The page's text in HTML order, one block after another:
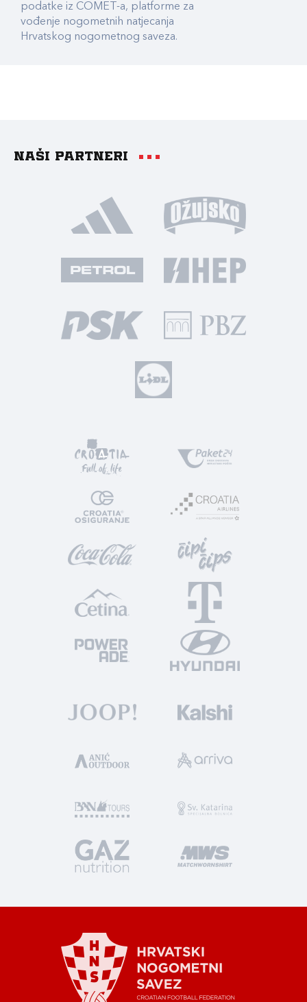
podatke iz COMET-a, platforme za
vođenje nogometnih natjecanja
Hrvatskog nogometnog saveza.
Naši partneri